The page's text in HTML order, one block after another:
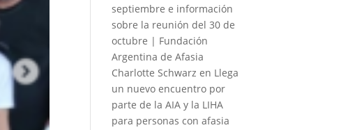
septiembre e información
sobre la reunión del 30 de
octubre | Fundación
Argentina de Afasia
Charlotte Schwarz en Llega
un nuevo encuentro por
parte de la AIA y la LIHA
para personas con afasia